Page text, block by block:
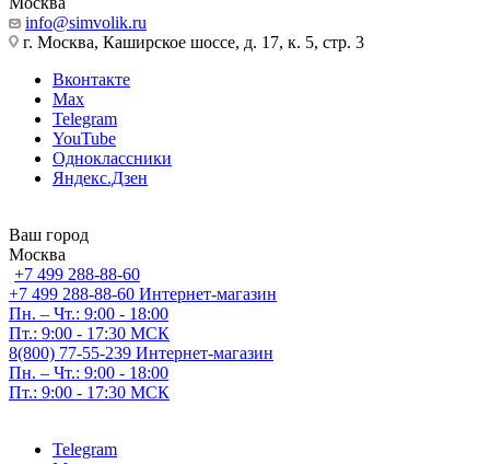
info@simvolik.ru
г. Москва, Каширское шоссе, д. 17, к. 5, стр. 3
Вконтакте
Max
Telegram
YouTube
Одноклассники
Яндекс.Дзен
Ваш город
Москва
+7 499 288-88-60
+7 499 288-88-60 Интернет-магазин
Пн. – Чт.: 9:00 - 18:00
Пт.: 9:00 - 17:30 МСК
8(800) 77-55-239 Интернет-магазин
Пн. – Чт.: 9:00 - 18:00
Пт.: 9:00 - 17:30 МСК
Telegram